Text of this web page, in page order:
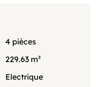
4 pièces
229.63 m²
Electrique